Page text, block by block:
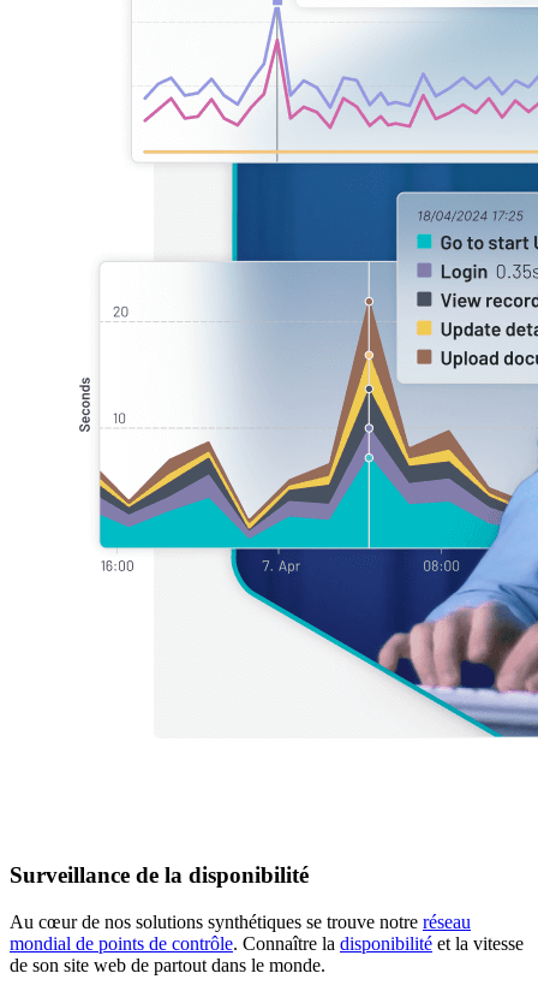
Surveillance de la disponibilité
Au cœur de nos solutions synthétiques se trouve notre réseau
mondial de points de contrôle. Connaître la disponibilité et la vitesse
de son site web de partout dans le monde.